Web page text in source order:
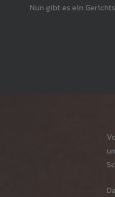
Nun gibt es ein